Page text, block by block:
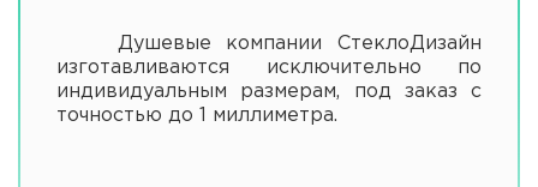
Душевые компании СтеклоДизайн
изготавливаются исключительно по
индивидуальным размерам, под заказ с
точностью до 1 миллиметра.